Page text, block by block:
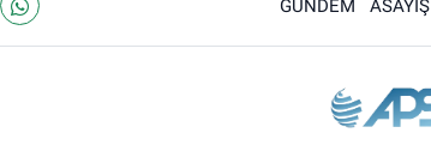
GÜNDEM ASAYİŞ